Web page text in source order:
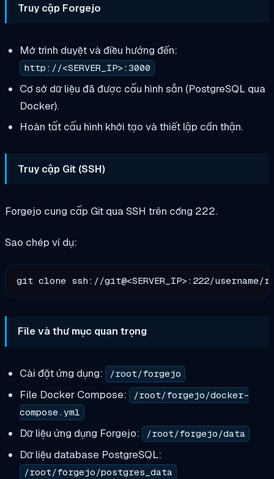
Truy cập Forgejo
Mở trình duyệt và điều hướng đến:
http://<SERVER_IP>:3000
Cơ sở dữ liệu đã được cấu hình sẵn (PostgreSQL qua
Docker).
Hoàn tất cấu hình khởi tạo và thiết lập cẩn thận.
Truy cập Git (SSH)
Forgejo cung cấp Git qua SSH trên cổng 222.
Sao chép ví dụ:
File và thư mục quan trọng
Cài đặt ứng dụng: /root/forgejo
File Docker Compose:
/root/forgejo/docker-
compose.yml
Dữ liệu ứng dụng Forgejo: /root/forgejo/data
Dữ liệu database PostgreSQL:
/root/forgejo/postgres_data